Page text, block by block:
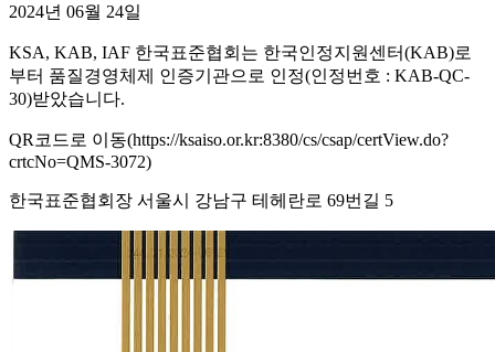
2024년 06월 24일
KSA, KAB, IAF 한국표준협회는 한국인정지원센터(KAB)로
부터 품질경영체제 인증기관으로 인정(인정번호 : KAB-QC-
30)받았습니다.
QR코드로 이동(https://ksaiso.or.kr:8380/cs/csap/certView.do?
crtcNo=QMS-3072)
한국표준협회장 서울시 강남구 테헤란로 69번길 5